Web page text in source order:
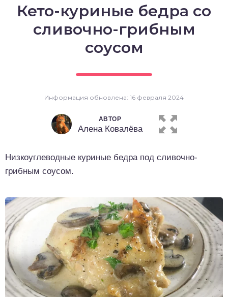
Кето-куриные бедра со
сливочно-грибным
соусом
Информация обновлена: 16 февраля 2024
АВТОР
Алена Ковалёва
Низкоуглеводные куриные бедра под сливочно-
грибным соусом.
выпечка